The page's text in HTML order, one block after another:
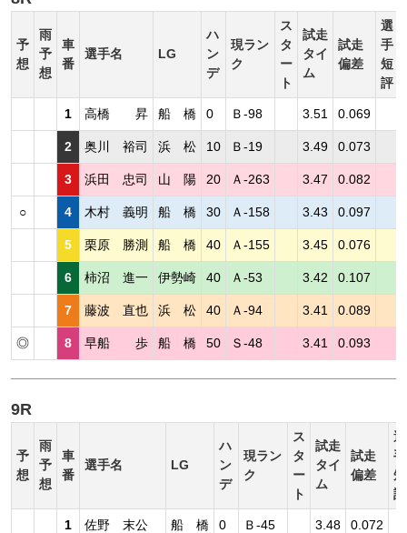
予
想
雨
予
想
車
番
選手名 LG
ハ
ン
デ
現ラン
ク
ス
タ
ー
ト
試走
タイ
ム
試走
偏差
選
手
短
評
1 高橋 昇 船 橋 0 Ｂ-98 3.51 0.069
2 奥川 裕司 浜 松 10 Ｂ-19 3.49 0.073
3 浜田 忠司 山 陽 20 Ａ-263 3.47 0.082
○ 4 木村 義明 船 橋 30 Ａ-158 3.43 0.097
5 栗原 勝測 船 橋 40 Ａ-155 3.45 0.076
6 柿沼 進一 伊勢崎 40 Ａ-53 3.42 0.107
7 藤波 直也 浜 松 40 Ａ-94 3.41 0.089
◎ 8 早船 歩 船 橋 50 Ｓ-48 3.41 0.093
9R
予
想
雨
予
想
車
番
選手名 LG
ハ
ン
デ
現ラン
ク
ス
タ
ー
ト
試走
タイ
ム
試走
偏差
選
手
短
評
1 佐野 末公 船 橋 0 Ｂ-45 3.48 0.072